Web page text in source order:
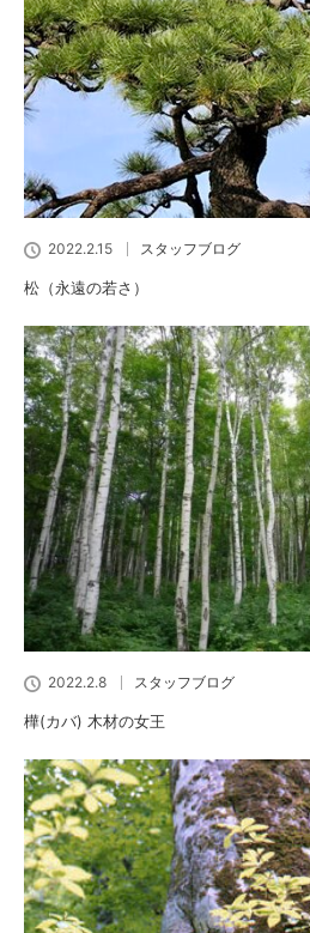
2022.2.15 スタッフブログ
松（永遠の若さ）
2022.2.8 スタッフブログ
樺(カバ) 木材の女王